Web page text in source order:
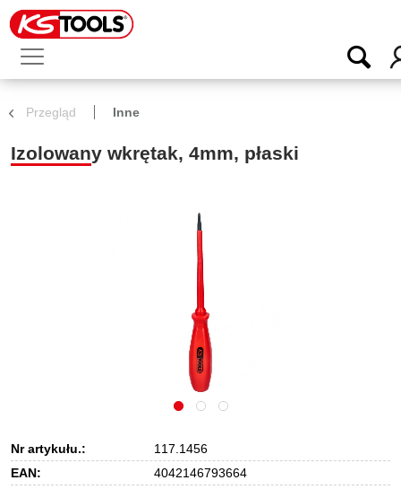
Przegląd Inne
Izolowany wkrętak, 4mm, płaski
Nr artykułu.:
117.1456
EAN:
4042146793664